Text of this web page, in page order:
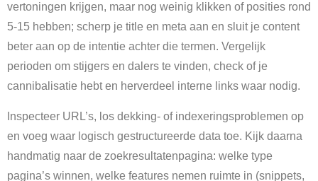
vertoningen krijgen, maar nog weinig klikken of posities rond
5-15 hebben; scherp je title en meta aan en sluit je content
beter aan op de intentie achter die termen. Vergelijk
perioden om stijgers en dalers te vinden, check of je
cannibalisatie hebt en herverdeel interne links waar nodig.
Inspecteer URL’s, los dekking- of indexeringsproblemen op
en voeg waar logisch gestructureerde data toe. Kijk daarna
handmatig naar de zoekresultatenpagina: welke type
pagina’s winnen, welke features nemen ruimte in (snippets,